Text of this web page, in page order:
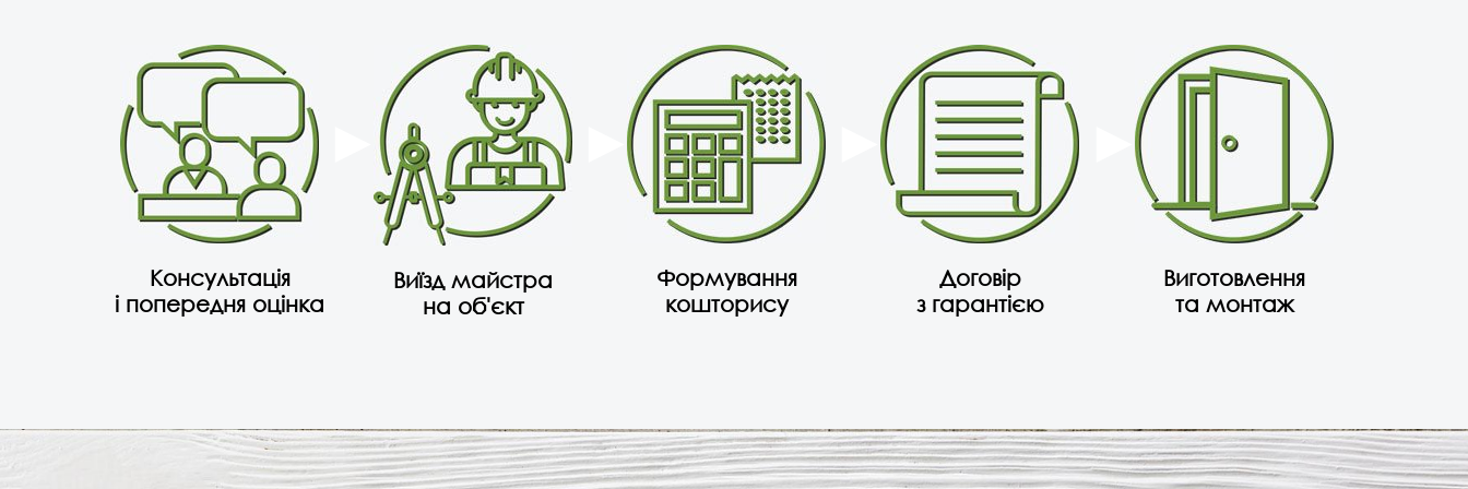
Консультація
і попередня оцінка
Виїзд майстра
на об'єкт
Формування
кошторису
Договір
з гарантією
Виготовлення
та монтаж